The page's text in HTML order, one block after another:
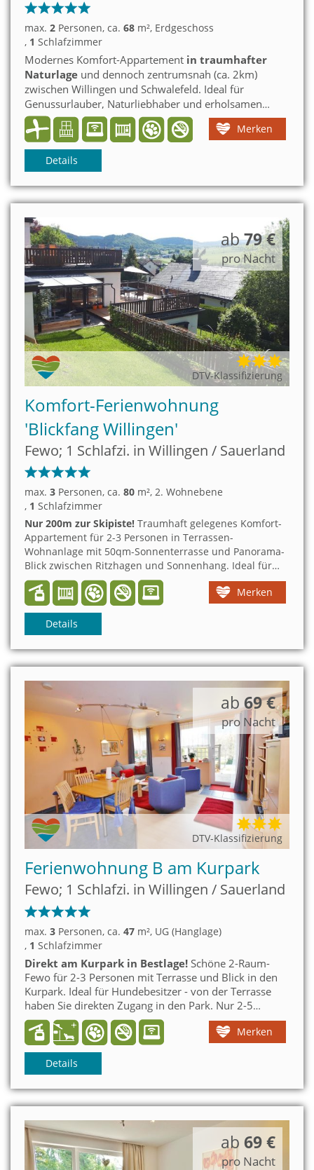
max. 2 Personen, ca. 68 m², Erdgeschoss
, 1 Schlafzimmer
Modernes Komfort-Appartement in traumhafter
Naturlage und dennoch zentrumsnah (ca. 2km)
zwischen Willingen und Schwalefeld. Ideal für
Genussurlauber, Naturliebhaber und erholsamen
Langzeiturlaub. Ein mittelgroßer Hund ist
willkommen.Prima Urlaub mit der MeineCardPlus=
über 100 Freizeitattraktionen kostenlos!
Merken
Details
DTV-Klassifizierung
Komfort-Ferienwohnung
'Blickfang Willingen'
Fewo; 1 Schlafzi. in Willingen / Sauerland
max. 3 Personen, ca. 80 m², 2. Wohnebene
, 1 Schlafzimmer
Nur 200m zur Skipiste! Traumhaft gelegenes Komfort-
Appartement für 2-3 Personen in Terrassen-
Wohnanlage mit 50qm-Sonnenterrasse und Panorama-
Blick zwischen Ritzhagen und Sonnenhang. Ideal für
gehobene Urlaubsansprüche. Zwei Hunde sind
willkommen!
Merken
ab79 €
pro Nacht
Details
DTV-Klassifizierung
Ferienwohnung B am Kurpark
Fewo; 1 Schlafzi. in Willingen / Sauerland
max. 3 Personen, ca. 47 m², UG (Hanglage)
, 1 Schlafzimmer
Direkt am Kurpark in Bestlage! Schöne 2-Raum-
Fewo für 2-3 Personen mit Terrasse und Blick in den
Kurpark. Ideal für Hundebesitzer - von der Terrasse
haben Sie direkten Zugang in den Park. Nur 2-5
Gehminuten ins Zentrum, zur Seilbahn. Eishalle sowie
zum Bahnhof und Lagunenbad.
Merken
ab69 €
pro Nacht
Details
ab 69 €
pro Nacht